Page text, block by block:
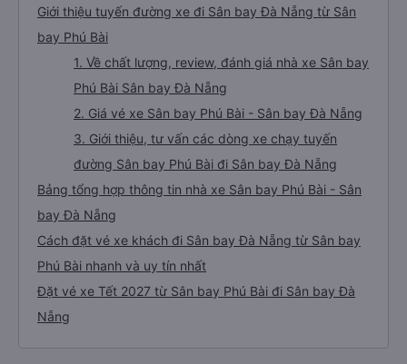
Giới thiệu tuyến đường xe đi Sân bay Đà Nẵng từ Sân
bay Phú Bài
1. Về chất lượng, review, đánh giá nhà xe Sân bay
Phú Bài Sân bay Đà Nẵng
2. Giá vé xe Sân bay Phú Bài - Sân bay Đà Nẵng
3. Giới thiệu, tư vấn các dòng xe chạy tuyến
đường Sân bay Phú Bài đi Sân bay Đà Nẵng
Bảng tổng hợp thông tin nhà xe Sân bay Phú Bài - Sân
bay Đà Nẵng
Cách đặt vé xe khách đi Sân bay Đà Nẵng từ Sân bay
Phú Bài nhanh và uy tín nhất
Đặt vé xe Tết 2027 từ Sân bay Phú Bài đi Sân bay Đà
Nẵng